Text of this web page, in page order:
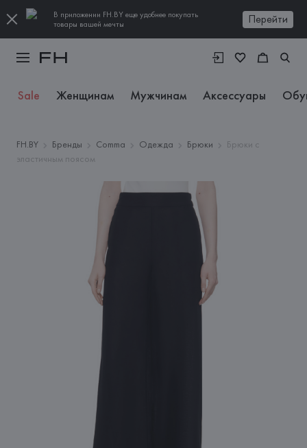
В приложении FH.BY еще удобнее покупать
товары вашей мечты
Перейти
Sale Женщинам Мужчинам Аксессуары
FH.BY Бренды Comma Одежда Брюки
Брюки с
эластичным поясом